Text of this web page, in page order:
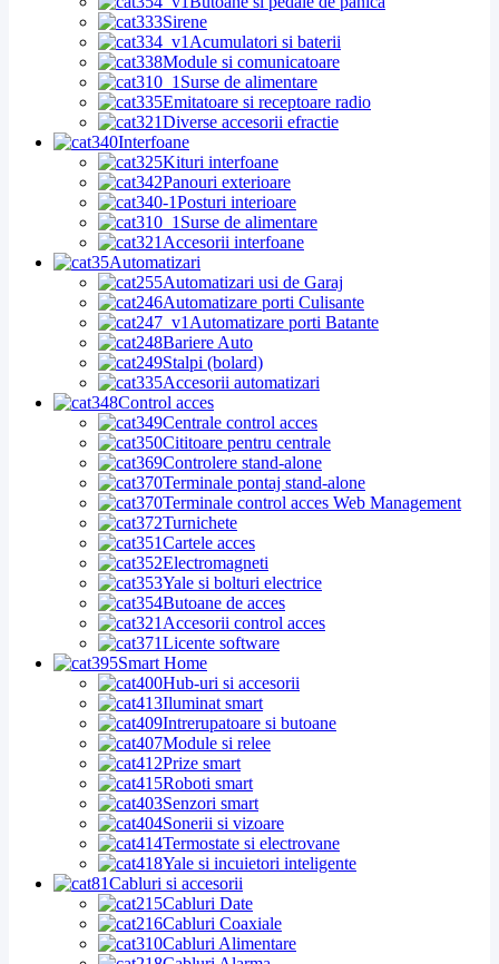
Sirene
Acumulatori si baterii
Module si comunicatoare
Surse de alimentare
Emitatoare si receptoare radio
Diverse accesorii efractie
Interfoane
Kituri interfoane
Panouri exterioare
Posturi interioare
Surse de alimentare
Accesorii interfoane
Automatizari
Automatizari usi de Garaj
Automatizare porti Culisante
Automatizare porti Batante
Bariere Auto
Stalpi (bolard)
Accesorii automatizari
Control acces
Centrale control acces
Cititoare pentru centrale
Controlere stand-alone
Terminale pontaj stand-alone
Terminale control acces Web Management
Turnichete
Cartele acces
Electromagneti
Yale si bolturi electrice
Butoane de acces
Accesorii control acces
Licente software
Smart Home
Hub-uri si accesorii
Iluminat smart
Intrerupatoare si butoane
Module si relee
Prize smart
Roboti smart
Senzori smart
Sonerii si vizoare
Termostate si electrovane
Yale si incuietori inteligente
Cabluri si accesorii
Cabluri Date
Cabluri Coaxiale
Cabluri Alimentare